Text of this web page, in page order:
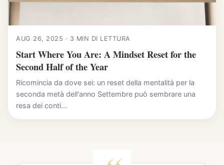
AUG 26, 2025 · 3 MIN DI LETTURA
Start Where You Are: A Mindset Reset for the
Second Half of the Year
Ricomincia da dove sei: un reset della mentalità per la
seconda metà dell'anno Settembre può sembrare una
resa dei conti...